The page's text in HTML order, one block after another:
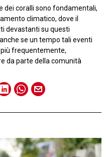
dei coralli sono fondamentali,
climatico, dove il
devastanti su questi
se un tempo tali eventi
frequentemente,
da parte della comunità